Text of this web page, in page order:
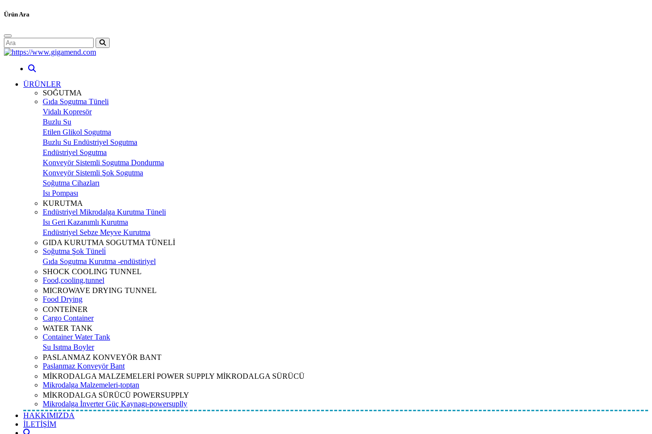
Ürün Ara
ÜRÜNLER
SOĞUTMA
Gıda Sogutma Tüneli
Vidalı Kopresör
Buzlu Su
Etilen Glikol Sogutma
Buzlu Su Endüstriyel Sogutma
Endüstriyel Sogutma
Konveyör Sistemli Sogutma Dondurma
Konveyör Sistemli Şok Sogutma
Soğutma Cihazları
Isı Pompası
KURUTMA
Endüstriyel Mikrodalga Kurutma Tüneli
Isı Geri Kazanımlı Kurutma
Endüstriyel Sebze Meyve Kurutma
GIDA KURUTMA SOGUTMA TÜNELİ
Soğutma Şok Tüneli̇
Gıda Sogutma Kurutma -endüstiriyel
SHOCK COOLING TUNNEL
Food,cooling,tunnel
MICROWAVE DRYING TUNNEL
Food Drying
CONTEİNER
Cargo Container
WATER TANK
Container Water Tank
Su Isıtma Boyler
PASLANMAZ KONVEYÖR BANT
Paslanmaz Konveyör Bant
MİKRODALGA MALZEMELERİ POWER SUPPLY MİKRODALGA SÜRÜCÜ
Mikrodalga Malzemeleri-toptan
MİKRODALGA SÜRÜCÜ POWERSUPPLY
Mikrodalga İnverter Güç Kaynagı-powersuplly
HAKKIMIZDA
İLETİŞİM